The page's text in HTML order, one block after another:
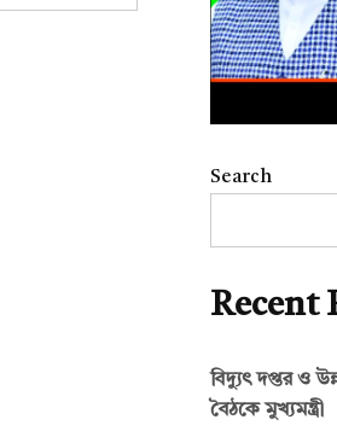
Search
Recent
বিদ্যুৎ দপ্তর ও
বৈঠকে মুখ্যমন্ত্রী